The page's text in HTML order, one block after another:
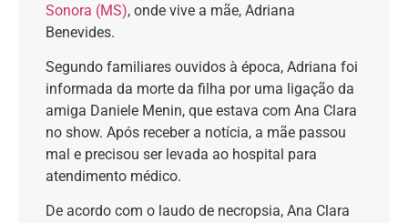
Sonora (MS), onde vive a mãe, Adriana
Benevides.
Segundo familiares ouvidos à época, Adriana foi
informada da morte da filha por uma ligação da
amiga Daniele Menin, que estava com Ana Clara
no show. Após receber a notícia, a mãe passou
mal e precisou ser levada ao hospital para
atendimento médico.
De acordo com o laudo de necropsia, Ana Clara